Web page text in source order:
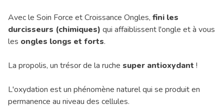
Avec le Soin Force et Croissance Ongles, fini les
durcisseurs (chimiques) qui affaiblissent l'ongle et à vous
les ongles longs et forts.
La propolis, un trésor de la ruche super antioxydant !
L'oxydation est un phénomène naturel qui se produit en
permanence au niveau des cellules.